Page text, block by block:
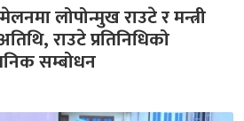
लोपोन्मुख राउटे र मन्त्री
राउटे प्रतिनिधिको
सम्बोधन